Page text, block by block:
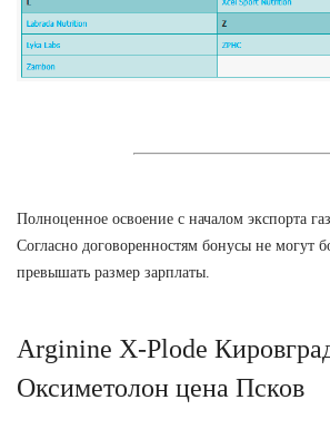
Полноценное освоение с началом экспорта
Согласно договоренностям бонусы не могут
превышать размер зарплаты.
Arginine X-Plode
Оксиметолон цена Псков